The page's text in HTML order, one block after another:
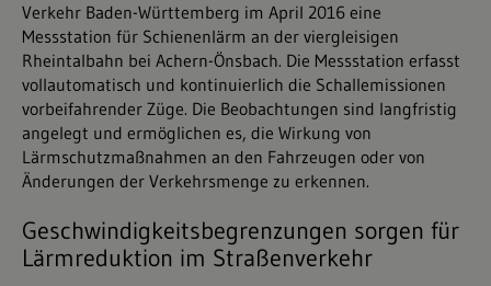
Verkehr Baden-Württemberg im April 2016 eine
Messstation für Schienenlärm an der viergleisigen
Rheintalbahn bei Achern-Önsbach. Die Messstation erfasst
vollautomatisch und kontinuierlich die Schallemissionen
vorbeifahrender Züge. Die Beobachtungen sind langfristig
angelegt und ermöglichen es, die Wirkung von
Lärmschutzmaßnahmen an den Fahrzeugen oder von
Änderungen der Verkehrsmenge zu erkennen.
Geschwindigkeitsbegrenzungen sorgen für
Lärmreduktion im Straßenverkehr